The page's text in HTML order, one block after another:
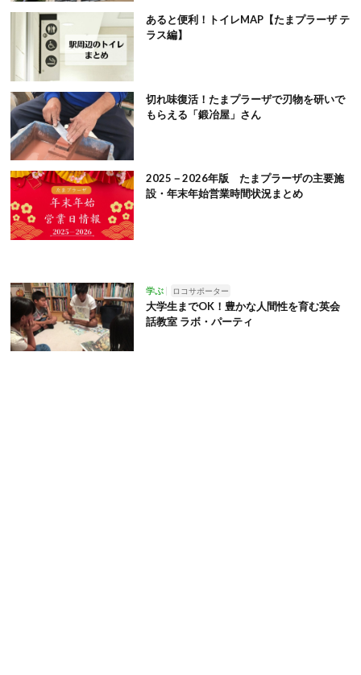
あると便利！トイレMAP【たまプラーザ テ
ラス編】
切れ味復活！たまプラーザで刃物を研いで
もらえる「鍛冶屋」さん
2025－2026年版 たまプラーザの主要施
設・年末年始営業時間状況まとめ
学ぶ ロコサポーター
大学生までOK！豊かな人間性を育む英会
話教室 ラボ・パーティ